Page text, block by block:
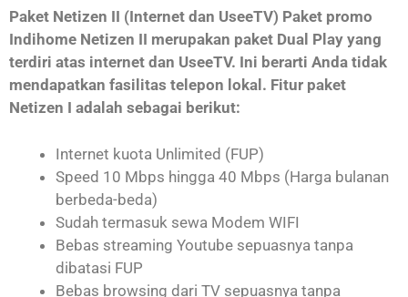
Paket Netizen II (Internet dan UseeTV) Paket promo
Indihome Netizen II merupakan paket Dual Play yang
terdiri atas internet dan UseeTV. Ini berarti Anda tidak
mendapatkan fasilitas telepon lokal. Fitur paket
Netizen I adalah sebagai berikut:
Internet kuota Unlimited (FUP)
Speed 10 Mbps hingga 40 Mbps (Harga bulanan
berbeda-beda)
Sudah termasuk sewa Modem WIFI
Bebas streaming Youtube sepuasnya tanpa
dibatasi FUP
Bebas browsing dari TV sepuasnya tanpa